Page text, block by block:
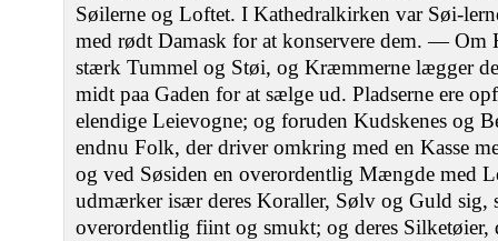
Søilerne og Loftet. I Kathedralkirken var Søi-
med rødt Damask for at konservere dem. — Om
stærk Tummel og Støi, og Kræmmerne lægger
midt paa Gaden for at sælge ud. Pladserne ere
elendige Leievogne; og foruden Kudskenes og
endnu Folk, der driver omkring med en Kasse
og ved Søsiden en overordentlig Mængde med
udmærker især deres Koraller, Sølv og Guld sig,
overordentlig fiint og smukt; og deres